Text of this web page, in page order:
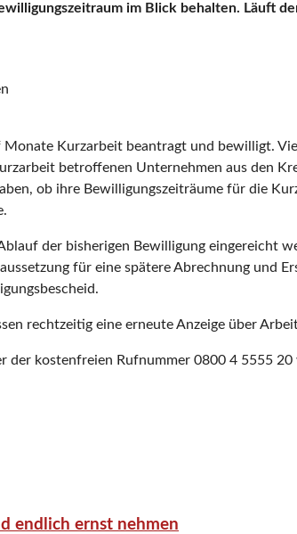
im Blick behalten. Läuft
Kurzarbeit beantragt und bewilligt.
betroffenen Unternehmen aus den
ob ihre Bewilligungszeiträume für die
der bisherigen Bewilligung eingereicht
für eine spätere Abrechnung und
rechtzeitig eine erneute Anzeige über
der kostenfreien Rufnummer 0800 4 5555 20
endlich ernst nehmen